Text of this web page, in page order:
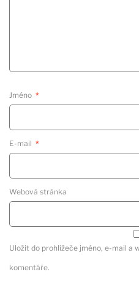
Jméno *
E-mail *
Webová stránka
Uložit do prohlížeče jméno, e-mail a
komentáře.